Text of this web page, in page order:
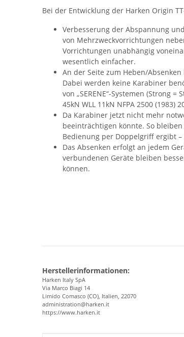
Bei der Entwicklung der Harken Origin
Verbesserung der Abspannung
von Mehrzweckvorrichtungen
Vorrichtungen unabhängig
wesentlich einfacher.
An der Seite zum Heben/
Dabei werden keine Karabiner
von „SERENE“-Systemen (Strong
45kN WLL 11kN NFPA 2500 (1983)
Da Karabiner jetzt nicht mehr
beeinträchtigen könnte. So
Bedienung per Doppelgriff ergibt
Das Absenken erfolgt an jedem
verbundenen Geräte bleiben
können.
Herstellerinformationen:
Harken Italy SpA
Via Marco Biagi 14
Limido Comasco (CO), Italien, 22070
administration@harken.it
https://www.harken.it